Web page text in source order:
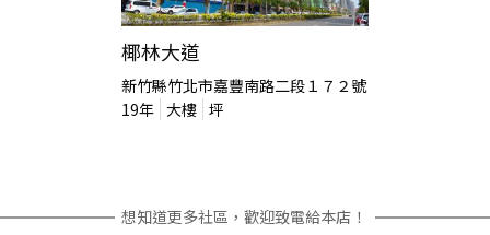
椰林大道
新竹縣竹北市嘉豐南路二段１７２號
19年 大樓 坪
想知道更多社區，歡迎致電給本店！